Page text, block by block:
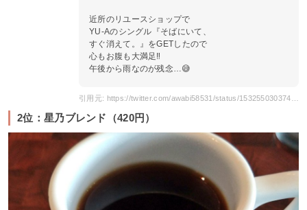
近所のリユースショップで
YU-Aのシングル『そばにいて、
すぐ消えて。』をGETしたので
心もお腹も大満足‼️
午後から雨なのが残念…😅
2位：星乃ブレンド（420円）